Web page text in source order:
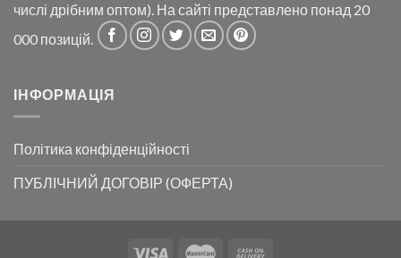
числі дрібним оптом). На сайті представлено понад 20
000 позицій.
ІНФОРМАЦІЯ
Політика конфіденційності
ПУБЛІЧНИЙ ДОГОВІР (ОФЕРТА)